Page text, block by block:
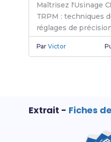
Maîtrisez l'Usinage
TRPM : techniques
réglages de
pratique au lycée.
ParVictor
Extrait - Fiches